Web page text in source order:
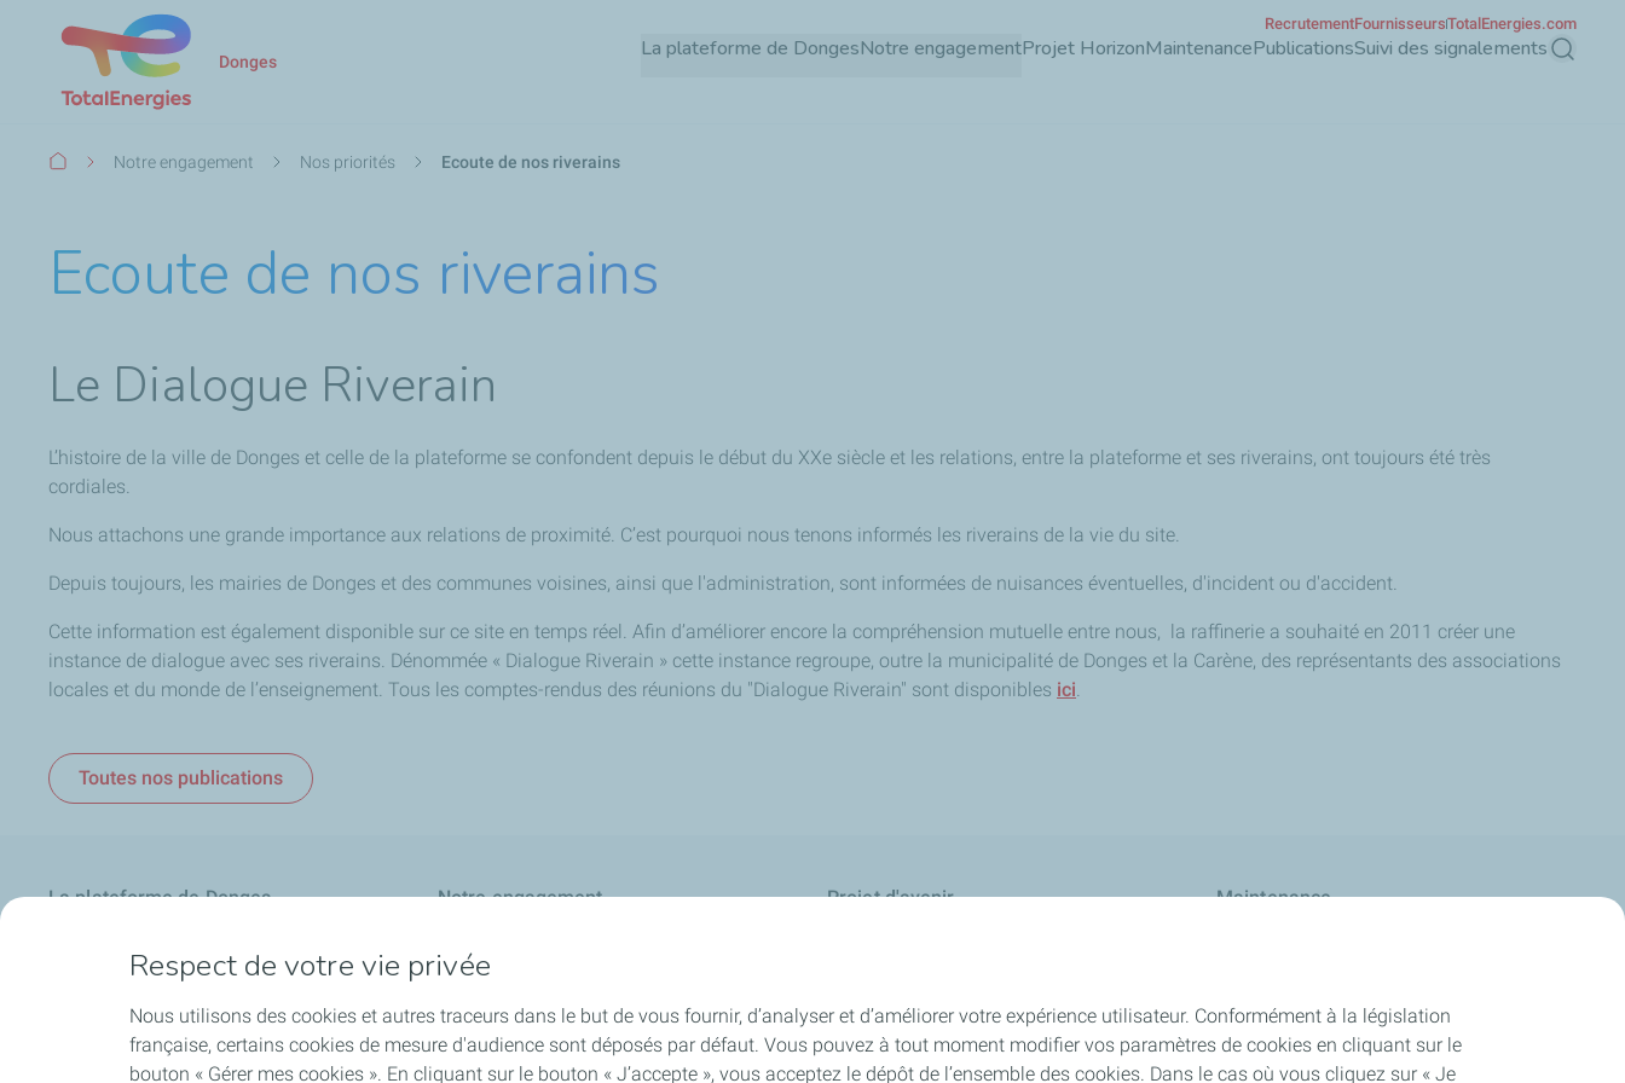
au
Donges La plateforme de DongesNotre engagementProjet HorizonMaintenancePublicationsSuivi des signalements
RecrutementFournisseursTotalEnergies.com
Fil
Notre engagement Nos priorités Ecoute de nos riverains
Ecoute de nos riverains
Le Dialogue Riverain
L’histoire de la ville de Donges et celle de la plateforme se confondent depuis le début du XXe siècle et les relations, entre la plateforme et ses riverains, ont toujours été très
cordiales.
Nous attachons une grande importance aux relations de proximité. C’est pourquoi nous tenons informés les riverains de la vie du site.
Depuis toujours, les mairies de Donges et des communes voisines, ainsi que l'administration, sont informées de nuisances éventuelles, d'incident ou d'accident.
Cette information est également disponible sur ce site en temps réel. Afin d’améliorer encore la compréhension mutuelle entre nous, la raffinerie a souhaité en 2011 créer une
instance de dialogue avec ses riverains. Dénommée « Dialogue Riverain » cette instance regroupe, outre la municipalité de Donges et la Carène, des représentants des associations
locales et du monde de l’enseignement. Tous les comptes-rendus des réunions du "Dialogue Riverain" sont disponibles ici
Toutes nos publications
La plateforme de Donges
Notre identité
Notre engagement
Nos priorités
Projet d'avenir Maintenance
Respect de votre vie privée
Nous utilisons des cookies et autres traceurs dans le but de vous fournir, d’analyser et d’améliorer votre expérience utilisateur. Conformément à la législation
française, certains cookies de mesure d'audience sont déposés par défaut. Vous pouvez à tout moment modifier vos paramètres de cookies en cliquant sur le
bouton « Gérer mes cookies ». En cliquant sur le bouton « J’accepte », vous acceptez le dépôt de l’ensemble des cookies. Dans le cas où vous cliquez sur « Je